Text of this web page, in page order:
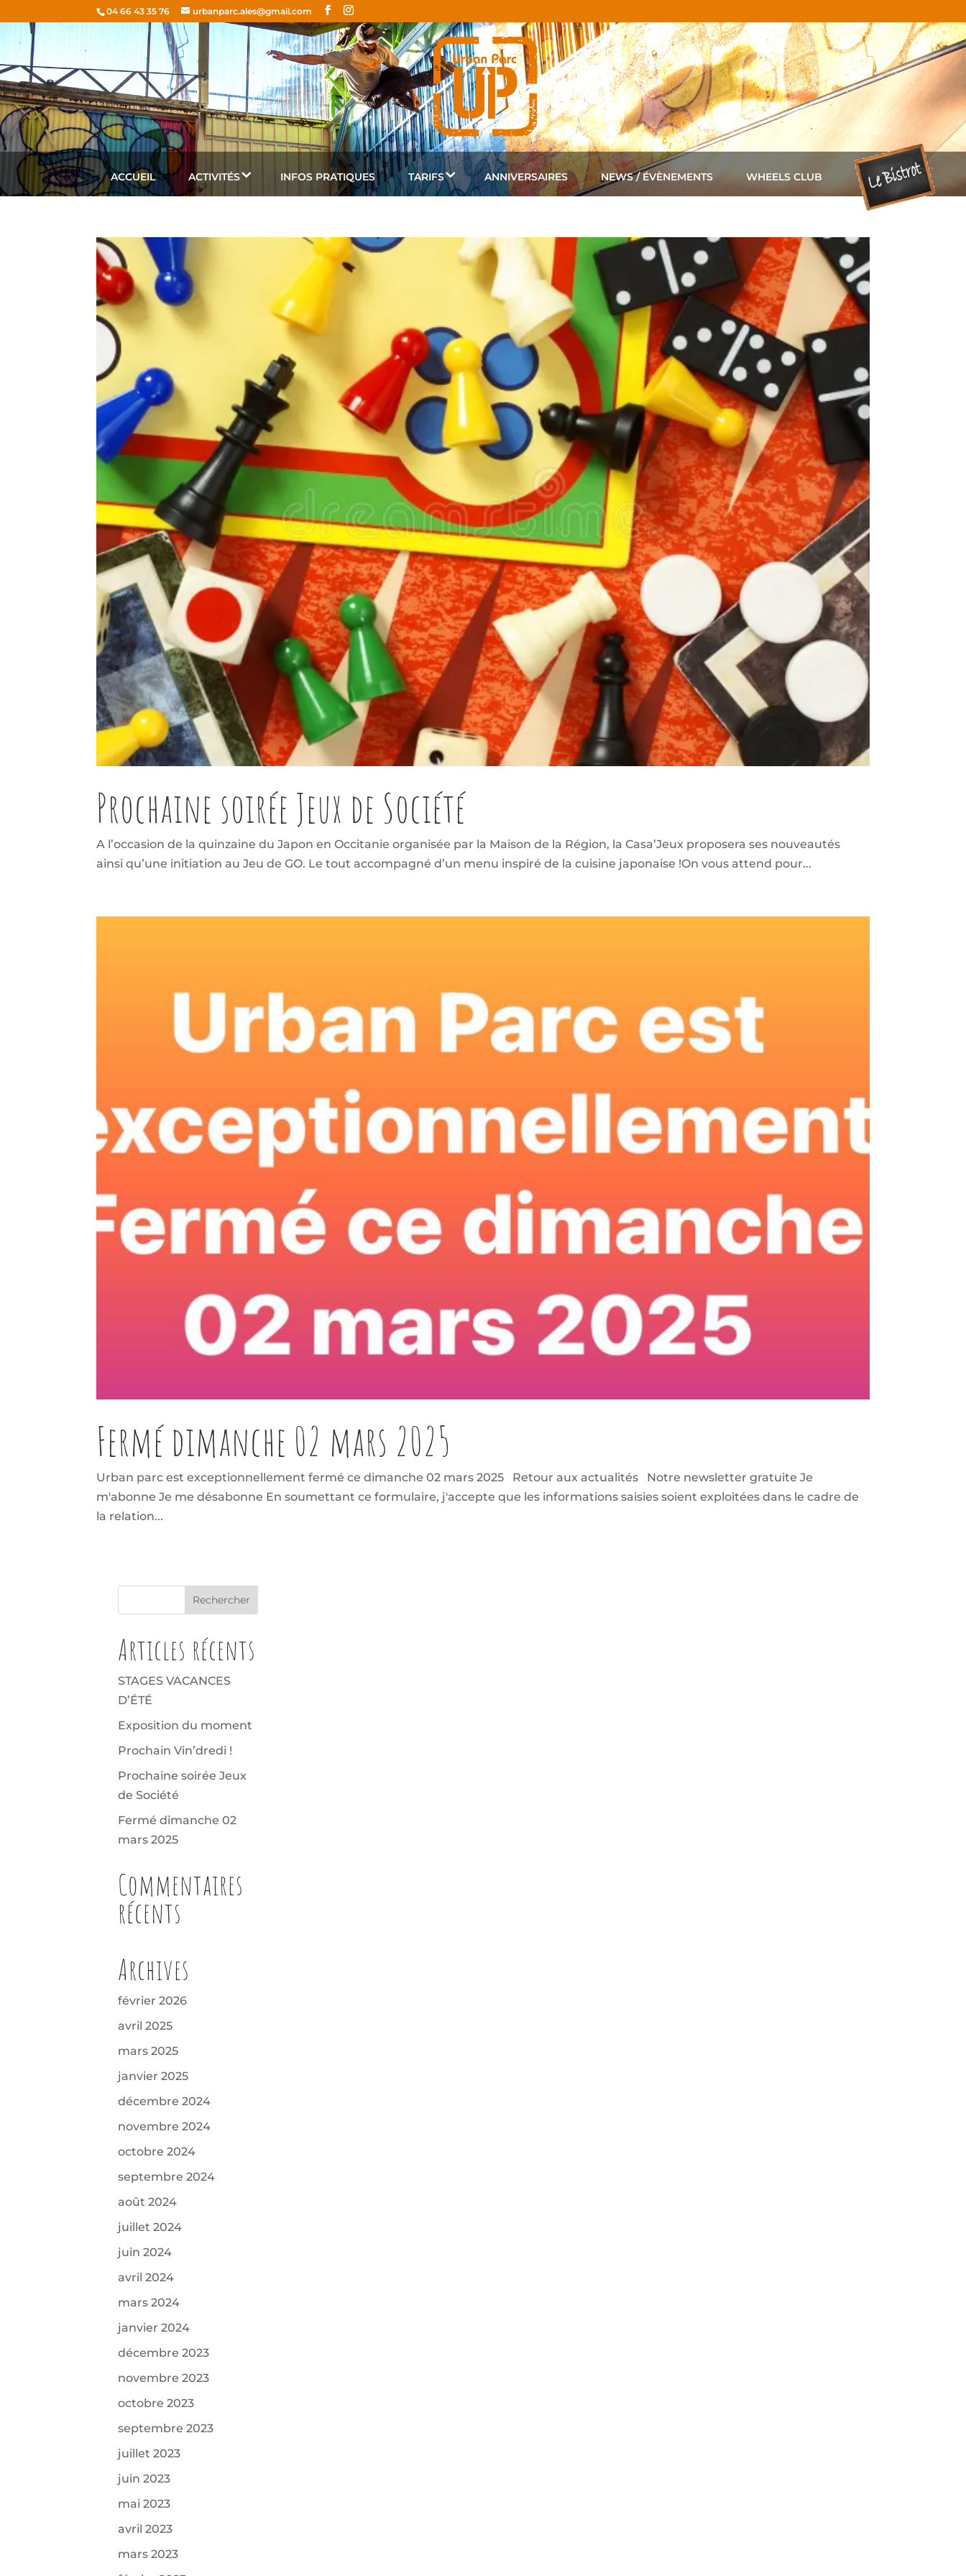
04 66 43 35 76 urbanparc.ales@gmail.com
ACCUEIL ACTIVITÉS INFOS PRATIQUES TARIFS ANNIVERSAIRES NEWS / ÉVÈNEMENTS WHEELS CLUB
Prochaine soirée Jeux de Société
A l’occasion de la quinzaine du Japon en Occitanie organisée par la Maison de la Région, la Casa’Jeux proposera ses nouveautés
ainsi qu’une initiation au Jeu de GO. Le tout accompagné d’un menu inspiré de la cuisine japonaise !On vous attend pour...
Fermé dimanche 02 mars 2025
Urban parc est exceptionnellement fermé ce dimanche 02 mars 2025 Retour aux actualités Notre newsletter gratuite Je
m'abonne Je me désabonne En soumettant ce formulaire, j'accepte que les informations saisies soient exploitées dans le cadre de
la relation...
Articles récents
STAGES VACANCES
D’ÉTÉ
Exposition du moment
Prochain Vin’dredi !
Prochaine soirée Jeux
de Société
Fermé dimanche 02
mars 2025
Commentaires
récents
Archives
février 2026
avril 2025
mars 2025
janvier 2025
décembre 2024
novembre 2024
octobre 2024
septembre 2024
août 2024
juillet 2024
juin 2024
avril 2024
mars 2024
janvier 2024
décembre 2023
novembre 2023
octobre 2023
septembre 2023
juillet 2023
juin 2023
mai 2023
avril 2023
mars 2023